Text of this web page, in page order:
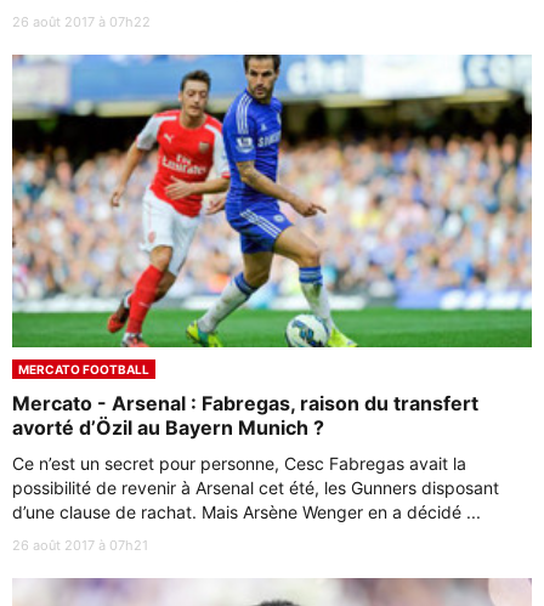
26 août 2017 à 07h22
MERCATO FOOTBALL
Mercato - Arsenal : Fabregas, raison du transfert
avorté d’Özil au Bayern Munich ?
Ce n’est un secret pour personne, Cesc Fabregas avait la
possibilité de revenir à Arsenal cet été, les Gunners disposant
d’une clause de rachat. Mais Arsène Wenger en a décidé ...
26 août 2017 à 07h21